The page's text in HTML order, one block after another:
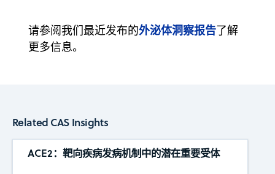
请参阅我们最近发布的外泌体洞察报告了解
更多信息。
Related CAS Insights
ACE2：靶向疾病发病机制中的潜在重要受体